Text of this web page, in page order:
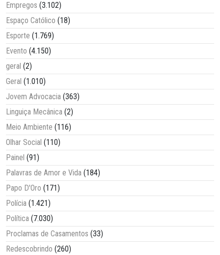
Empregos (3.102)
Espaço Católico (18)
Esporte (1.769)
Evento (4.150)
geral (2)
Geral (1.010)
Jovem Advocacia (363)
Linguiça Mecânica (2)
Meio Ambiente (116)
Olhar Social (110)
Painel (91)
Palavras de Amor e Vida (184)
Papo D'Oro (171)
Polícia (1.421)
Política (7.030)
Proclamas de Casamentos (33)
Redescobrindo (260)